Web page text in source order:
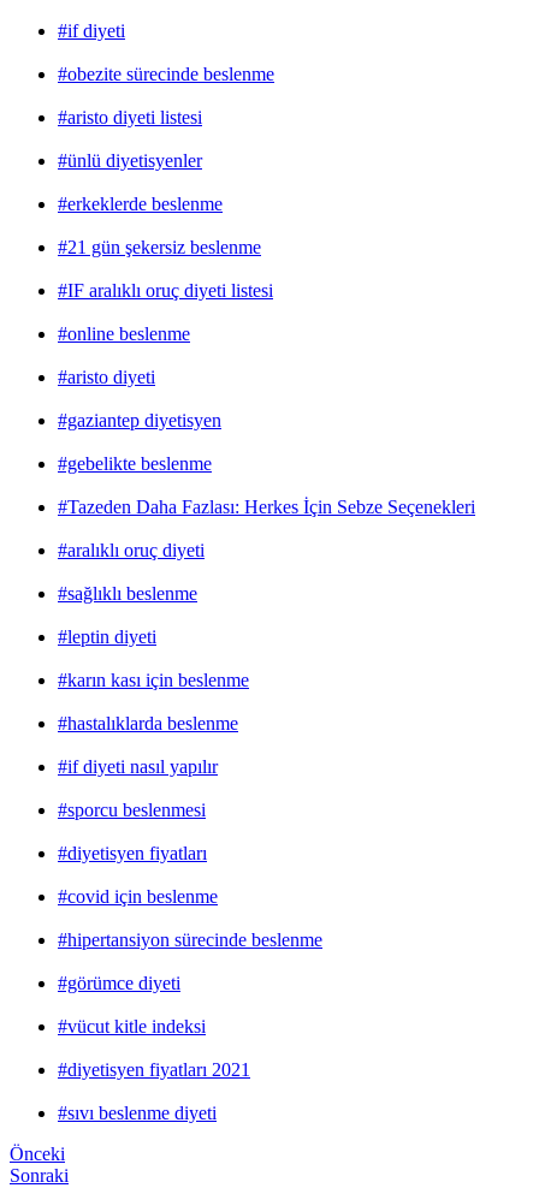
#if diyeti
#obezite sürecinde beslenme
#aristo diyeti listesi
#ünlü diyetisyenler
#erkeklerde beslenme
#21 gün şekersiz beslenme
#IF aralıklı oruç diyeti listesi
#online beslenme
#aristo diyeti
#gaziantep diyetisyen
#gebelikte beslenme
#Tazeden Daha Fazlası: Herkes İçin Sebze Seçenekleri
#aralıklı oruç diyeti
#sağlıklı beslenme
#leptin diyeti
#karın kası için beslenme
#hastalıklarda beslenme
#if diyeti nasıl yapılır
#sporcu beslenmesi
#diyetisyen fiyatları
#covid için beslenme
#hipertansiyon sürecinde beslenme
#görümce diyeti
#vücut kitle indeksi
#diyetisyen fiyatları 2021
#sıvı beslenme diyeti
Önceki
Sonraki